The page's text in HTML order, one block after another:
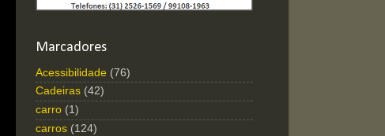
Marcadores
Acessibilidade (76)
Cadeiras (42)
carro (1)
carros (124)